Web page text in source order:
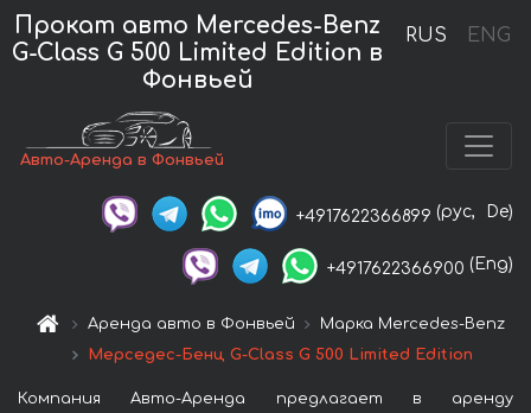
RUS ENG
Прокат авто Mercedes-Benz
G-Class G 500 Limited Edition в
Фонвьей
Авто-Аренда в Фонвьей
+4917622366899 (рус, De)
+4917622366900 (Eng)
Аренда авто в Фонвьей
Марка Mercedes-Benz
Мерседес-Бенц G-Class G 500 Limited Edition
Компания Авто-Аренда предлагает в аренду